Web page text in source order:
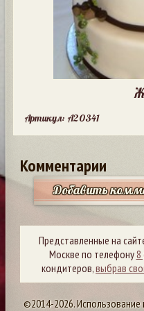
Артикул: A20341
Комментарии
Добавить
Представленные на
Москве по телефону8
кондитеров,выбрав
©2014-2026.